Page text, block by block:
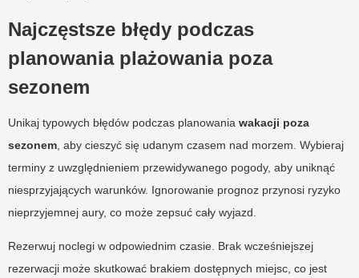
Najczęstsze błędy podczas
planowania plażowania poza
sezonem
Unikaj typowych błędów podczas planowania wakacji poza
sezonem , aby cieszyć się udanym czasem nad morzem. Wybieraj
terminy z uwzględnieniem przewidywanego pogody, aby uniknąć
niesprzyjających warunków. Ignorowanie prognoz przynosi ryzyko
nieprzyjemnej aury, co może zepsuć cały wyjazd.
Rezerwuj noclegi w odpowiednim czasie. Brak wcześniejszej
rezerwacji może skutkować brakiem dostępnych miejsc, co jest